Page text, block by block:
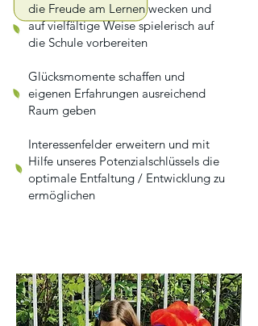
die Freude am Lernen wecken und
auf vielfältige Weise spielerisch auf
die Schule vorbereiten
Glücksmomente schaffen und
eigenen Erfahrungen ausreichend
Raum geben
Interessenfelder erweitern und mit
Hilfe unseres Potenzialschlüssels die
optimale Entfaltung / Entwicklung zu
ermöglichen